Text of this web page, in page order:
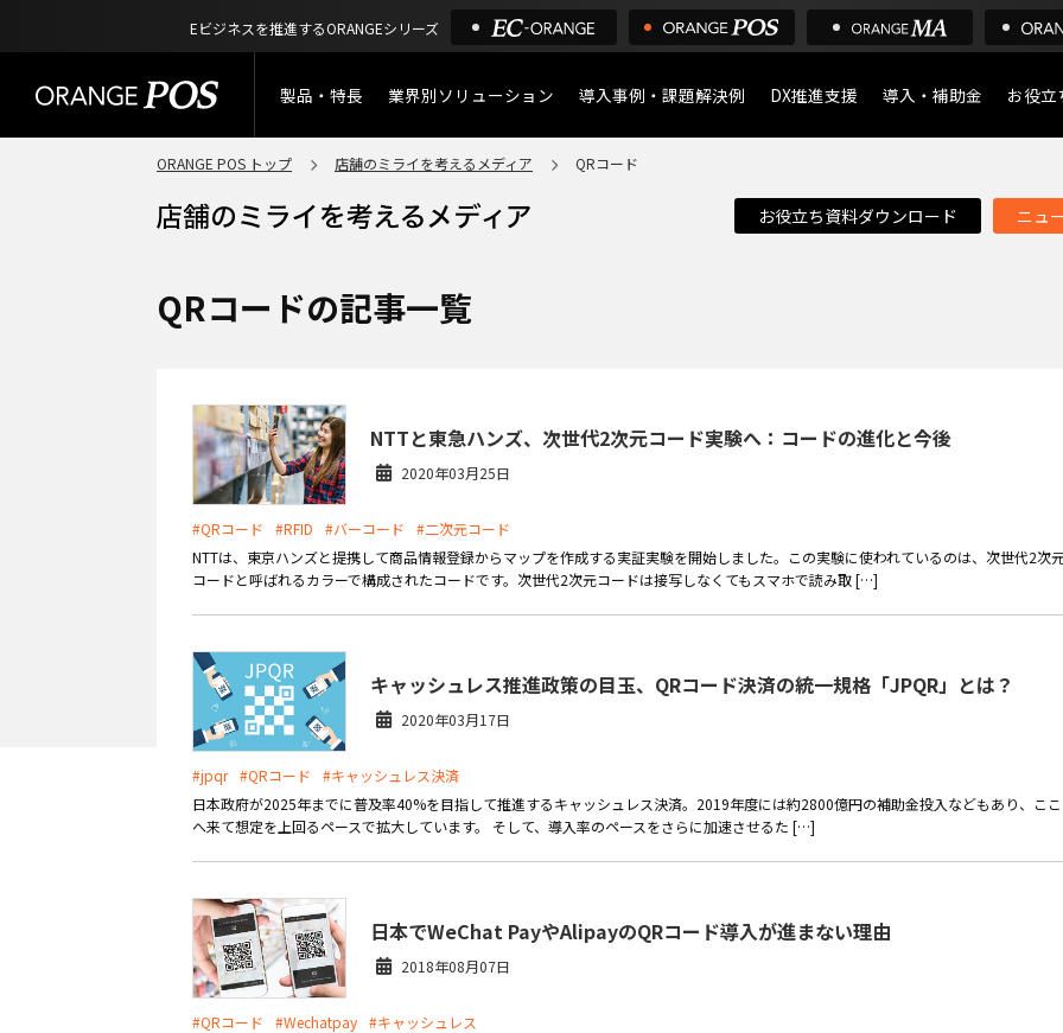
Eビジネスを推進するORANGEシリーズ
製品・特長
特長
製品概要
ORANGE POSの強み
棚卸アプリ
タッチパネル式カスタマー
ディスプレイ
外部サービス連携
POS比較
費用
業界別ソリューション
小売業
アパレル
リユース・
リサイクルショップ
酒販・ワイン
サロン
飲食店
導入事例・課題解決例 DX推進支援 導入・補助金
デジタル化・AI導入補助
お役立
店舗の
ORANGE POS トップ 店舗のミライを考えるメディア QRコード
お役立ち資料ダウンロード ニュ
QRコードの記事一覧
NTTと東急ハンズ、次世代2次元コード実験へ：コードの進化と今後
2020年03月25日
#QRコード #RFID #バーコード
#二次元コード
NTTは、東京ハンズと提携して商品情報登録からマップを作成する実証実験を開始しました。この実験に使われているのは、次世代2次
コードと呼ばれるカラーで構成されたコードです。次世代2次元コードは接写しなくてもスマホで読み取 […]
キャッシュレス推進政策の目玉、QRコード決済の統一規格「JPQR」とは？
2020年03月17日
#jpqr #QRコード
#キャッシュレス決済
日本政府が2025年までに普及率40%を目指して推進するキャッシュレス決済。2019年度には約2800億円の補助金投入などもあり、ここ
へ来て想定を上回るペースで拡大しています。 そして、導入率のペースをさらに加速させるた […]
日本でWeChat PayやAlipayのQRコード導入が進まない理由
2018年08月07日
#QRコード #Wechatpay #キャッシュレス